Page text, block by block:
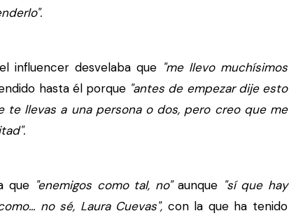
influencer desvelaba que "me llevo muchísimos
hasta él porque "antes de empezar dije esto
te llevas a una persona o dos, pero creo que me
que "enemigos como tal, no"aunque "sí que hay
no sé, Laura Cuevas", con la que ha tenido